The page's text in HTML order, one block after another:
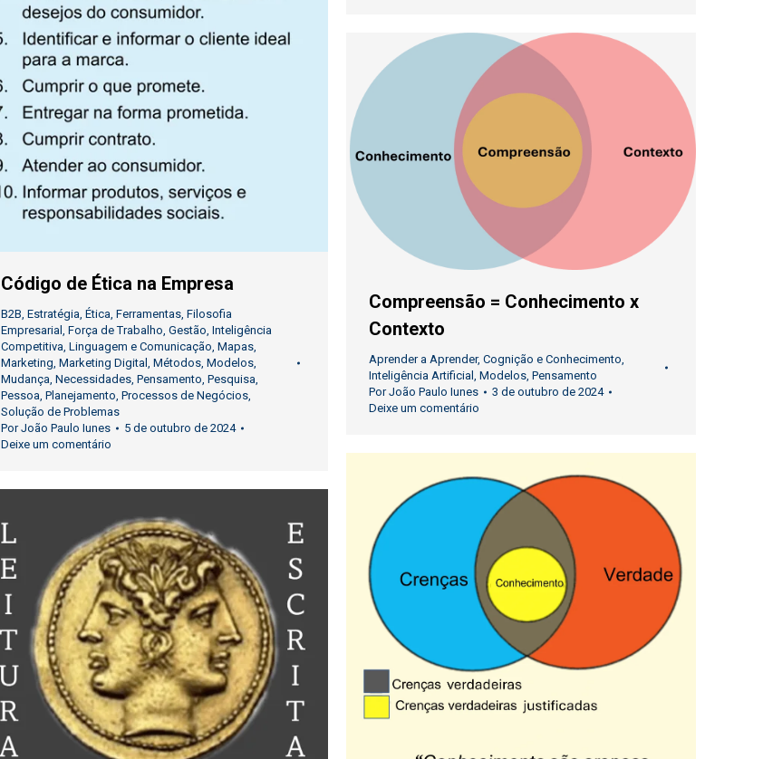
Código de Ética na Empresa
B2B Estratégia Ética Ferramentas Filosofia
Empresarial
Força de Trabalho Gestão Inteligência
Competitiva Linguagem e Comunicação Mapas
Marketing Marketing Digital Métodos Modelos
Mudança Necessidades Pensamento Pesquisa
Pessoa Planejamento Processos de Negócios
Solução de Problemas
PorJoão Paulo Iunes
5 de outubro de 2024
Deixe um comentário
Compreensão = Conhecimento x
Contexto
Aprender a Aprender, Cognição e Conhecimento
Inteligência Artificial
Modelos Pensamento
PorJoão Paulo Iunes
3 de outubro de 2024
Deixe um comentário